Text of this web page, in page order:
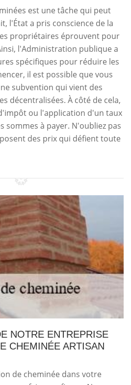
est une tâche qui peut
l'État a pris conscience de la
propriétaires éprouvent pour
l'Administration publique a
spécifiques pour réduire les
il est possible que vous
subvention qui vient des
décentralisées. À côté de cela,
ou l'application d'un taux
à payer. N'oubliez pas
des prix qui défient toute
NOTRE ENTREPRISE
CHEMINÉE ARTISAN
de cheminée dans votre